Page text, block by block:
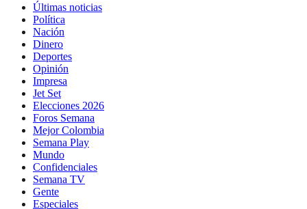
Últimas noticias
Política
Nación
Dinero
Deportes
Opinión
Impresa
Jet Set
Elecciones 2026
Foros Semana
Mejor Colombia
Semana Play
Mundo
Confidenciales
Semana TV
Gente
Especiales